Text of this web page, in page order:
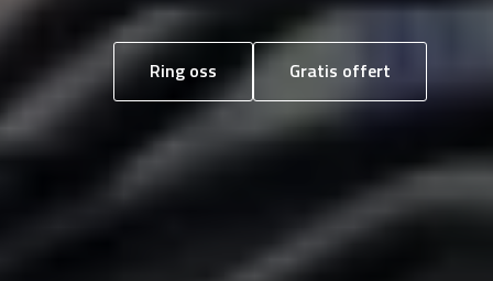
Ring oss Gratis offert